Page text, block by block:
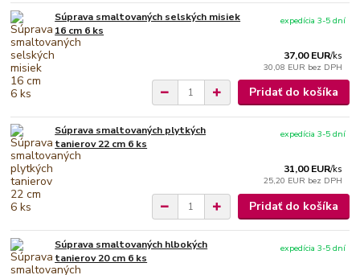
Súprava smaltovaných selských misiek
16 cm 6 ks
37,00 EUR/ks
30,08 EUR bez DPH
expedícia 3-5 dní
Pridať do košíka
Súprava smaltovaných plytkých
tanierov 22 cm 6 ks
31,00 EUR/ks
25,20 EUR bez DPH
expedícia 3-5 dní
Pridať do košíka
Súprava smaltovaných hlbokých
tanierov 20 cm 6 ks
expedícia 3-5 dní